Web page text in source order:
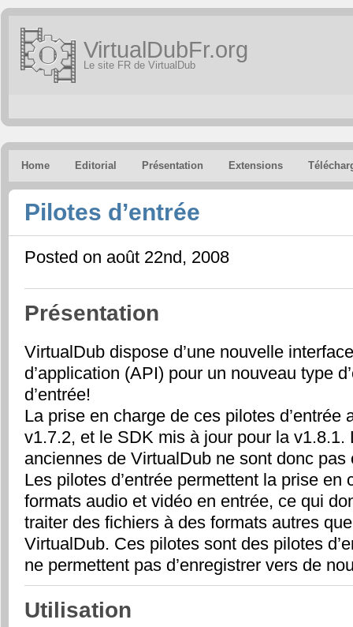
VirtualDubFr.org
Le site FR de VirtualDub
Home Editorial Présentation Extensions
Pilotes d’entrée
Posted on août 22nd, 2008
Présentation
VirtualDub dispose d’une nouvelle
d’application (API) pour un nouveau type
d’entrée!
La prise en charge de ces pilotes d’entrée
v1.7.2, et le SDK mis à jour pour la v1.8.1.
anciennes de VirtualDub ne sont donc
Les pilotes d’entrée permettent la prise en
formats audio et vidéo en entrée, ce qui
traiter des fichiers à des formats autres
VirtualDub. Ces pilotes sont des pilotes
ne permettent pas d’enregistrer vers de
Utilisation